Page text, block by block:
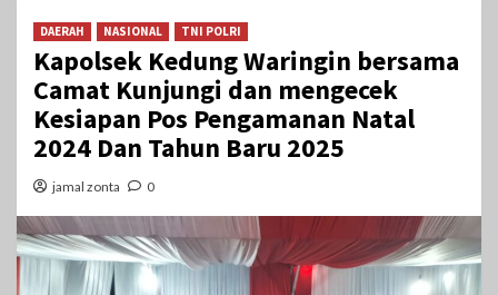
DAERAH NASIONAL TNI POLRI
Kapolsek Kedung Waringin bersama
Camat Kunjungi dan mengecek
Kesiapan Pos Pengamanan Natal
2024 Dan Tahun Baru 2025
jamal zonta 0